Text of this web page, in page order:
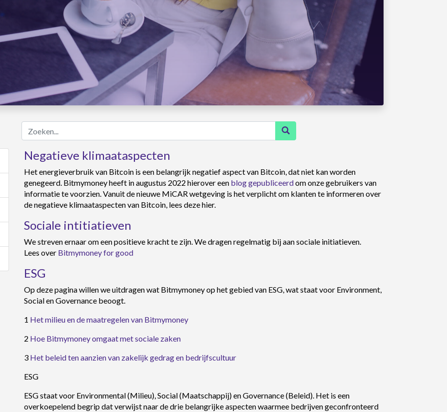
Zoeken...
Negatieve klimaataspecten
Het energieverbruik van Bitcoin is een belangrijk negatief aspect van Bitcoin, dat niet kan worden
genegeerd. Bitmymoney heeft in augustus 2022 hierover een blog gepubliceerdom onze gebruikers van
informatie te voorzien. Vanuit de nieuwe MiCAR wetgeving is het verplicht om klanten te informeren over
de negatieve klimaataspecten van Bitcoin, lees deze hier.
Sociale intitiatieven
We streven ernaar om een positieve kracht te zijn. We dragen regelmatig bij aan sociale initiatieven.
Lees over Bitmymoney for good
ESG
Op deze pagina willen we uitdragen wat Bitmymoney op het gebied van ESG, wat staat voor Environment,
Social en Governance beoogt.
1 Het milieu en de maatregelen van Bitmymoney
2 Hoe Bitmymoney omgaat met sociale zaken
3 Het beleid ten aanzien van zakelijk gedrag en bedrijfscultuur
ESG
ESG staat voor Environmental (Milieu), Social (Maatschappij) en Governance (Beleid). Het is een
overkoepelend begrip dat verwijst naar de drie belangrijke aspecten waarmee bedrijven geconfronteerd